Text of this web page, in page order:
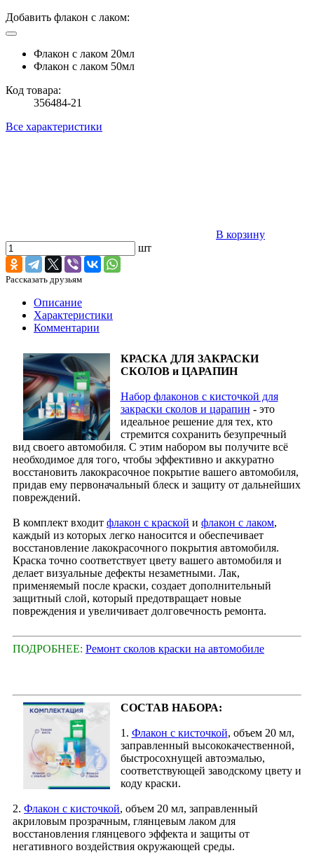
Добавить флакон с лаком:
Флакон с лаком 20мл
Флакон с лаком 50мл
Код товара:
356484-21
Все характеристики
В корзину
шт
Рассказать друзьям
Описание
Характеристики
Комментарии
КРАСКА ДЛЯ ЗАКРАСКИ
СКОЛОВ и ЦАРАПИН
Набор флаконов с кисточкой для
закраски сколов и царапин - это
идеальное решение для тех, кто
стремится сохранить безупречный
вид своего автомобиля. С этим набором вы получите всё
необходимое для того, чтобы эффективно и аккуратно
восстановить лакокрасочное покрытие вашего автомобиля,
придав ему первоначальный блеск и защиту от дальнейших
повреждений.
В комплект входит флакон с краской и флакон с лаком,
каждый из которых легко наносится и обеспечивает
восстановление лакокрасочного покрытия автомобиля.
Краска точно соответствует цвету вашего автомобиля и
делает визуальные дефекты незаметными. Лак,
применяемый после краски, создает дополнительный
защитный слой, который предотвращает новые
повреждения и увеличивает долговечность ремонта.
ПОДРОБНЕЕ: Ремонт сколов краски на автомобиле
СОСТАВ НАБОРА:
1. Флакон с кисточкой, объем 20 мл,
заправленный высококачественной,
быстросохнущей автоэмалью,
соответствующей заводскому цвету и
коду краски.
2. Флакон с кисточкой, объем 20 мл, заправленный
акриловым прозрачным, глянцевым лаком для
восстановления глянцевого эффекта и защиты от
негативного воздействия окружающей среды.